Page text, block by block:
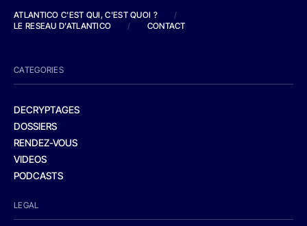
ATLANTICO C'EST QUI, C'EST QUOI ?
/
LE RESEAU D'ATLANTICO
/ CONTACT
CATEGORIES
DECRYPTAGES
DOSSIERS
RENDEZ-VOUS
VIDEOS
PODCASTS
LEGAL